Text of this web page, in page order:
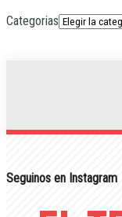
Categorias
Seguinos en Instagram